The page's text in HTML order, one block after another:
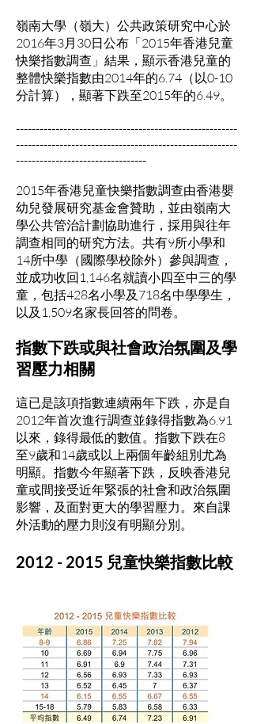
嶺南大學（嶺大）公共政策研究中心於
2016年3月30日公布「2015年香港兒童
快樂指數調查」結果，顯示香港兒童的
整體快樂指數由2014年的6.74（以0-10
分計算），顯著下跌至2015年的6.49。
--------------------------------------------------------
--------------------------------------------------------
---------------------------------
2015年香港兒童快樂指數調查由香港嬰
幼兒發展研究基金會贊助，並由嶺南大
學公共管治計劃協助進行，採用與往年
調查相同的研究方法。共有9所小學和
14所中學（國際學校除外）參與調查，
並成功收回1,146名就讀小四至中三的學
童，包括428名小學及718名中學學生，
以及1,509名家長回答的問卷。
指數下跌或與社會政治氛圍及學
習壓力相關
這已是該項指數連續兩年下跌，亦是自
2012年首次進行調查並錄得指數為6.91
以來，錄得最低的數值。指數下跌在8
至9歲和14歲或以上兩個年齡組別尤為
明顯。指數今年顯著下跌，反映香港兒
童或間接受近年緊張的社會和政治氛圍
影響，及面對更大的學習壓力。來自課
外活動的壓力則沒有明顯分別。
2012 - 2015 兒童快樂指數比較